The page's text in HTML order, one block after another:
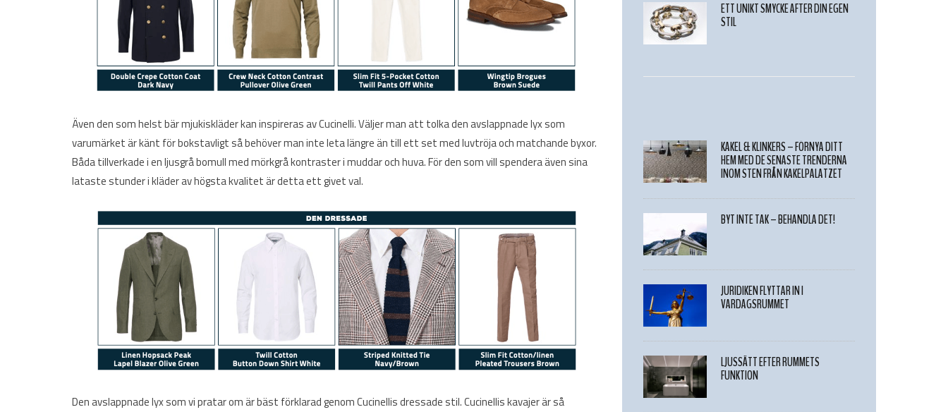
Även den som helst bär mjukiskläder kan inspireras av Cucinelli. Väljer man att tolka den avslappnade lyx som
varumärket är känt för bokstavligt så behöver man inte leta längre än till ett set med luvtröja och matchande byxor.
Båda tillverkade i en ljusgrå bomull med mörkgrå kontraster i muddar och huva. För den som vill spendera även sina
lataste stunder i kläder av högsta kvalitet är detta ett givet val.
Den avslappnade lyx som vi pratar om är bäst förklarad genom Cucinellis dressade stil. Cucinellis kavajer är så
ETT UNIKT SMYCKE AFTER DIN EGEN
STIL
KAKEL & KLINKERS – FÖRNYA DITT
HEM MED DE SENASTE TRENDERNA
INOM STEN FRÅN KAKELPALATZET
BYT INTE TAK – BEHANDLA DET!
JURIDIKEN FLYTTAR IN I
VARDAGSRUMMET
LJUSSÄTT EFTER RUMMETS
FUNKTION